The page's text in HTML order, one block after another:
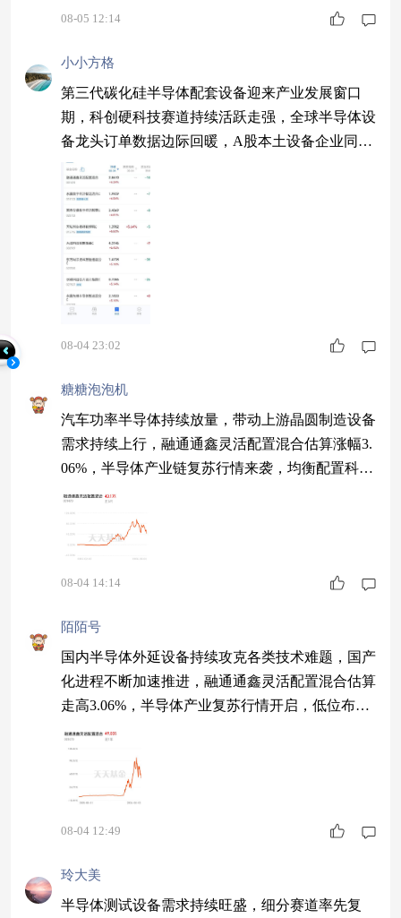
08-05 12:14
小小方格
第三代碳化硅半导体配套设备迎来产业发展窗口
期，科创硬科技赛道持续活跃走强，全球半导体设
备龙头订单数据边际回暖，A股本土设备企业同步
迎来复苏预期，融通通鑫灵活配置混合今晚收涨6.
24%，半导体赛道复苏行情开启。 永赢数字经济
智选混合C 6.06% 国寿安保数字经济股票C 6.01%
08-04 23:02
糖糖泡泡机
汽车功率半导体持续放量，带动上游晶圆制造设备
需求持续上行，融通通鑫灵活配置混合估算涨幅3.
06%，半导体产业链复苏行情来袭，均衡配置科创
赛道标的。
08-04 14:14
陌陌号
国内半导体外延设备持续攻克各类技术难题，国产
化进程不断加速推进，融通通鑫灵活配置混合估算
走高3.06%，半导体产业复苏行情开启，低位布局
科创芯片方向。
08-04 12:49
玲大美
半导体测试设备需求持续旺盛，细分赛道率先复